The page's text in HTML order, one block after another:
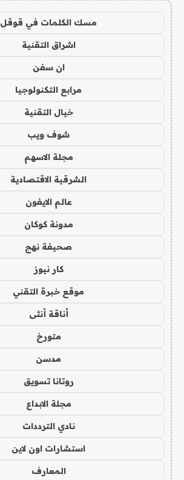
مسك الكلمات في قوقل
اشراق التقنية
ان سفن
مرابع التكنولوجيا
خيال التقنية
شوف ويب
مجلة الاسهم
الشرقية الاقتصادية
عالم الايفون
مدونة كوكان
صحيفة نهج
كار نيوز
موقع خبرة التقني
أناقة أنثى
متورخ
مدسن
روتانا تسويق
مجلة الابداع
نادي الترددات
استشارات اون لاين
المعارف